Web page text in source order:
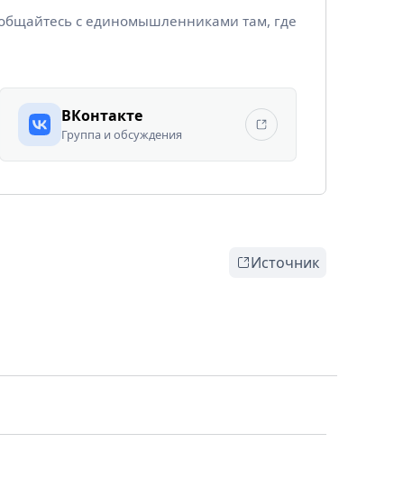
с единомышленниками там, где
ВКонтакте
Группа и обсуждения
Источник